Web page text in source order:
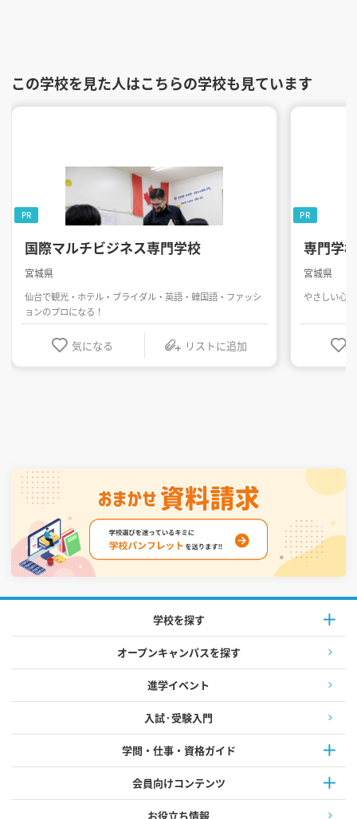
この学校を見た人はこちらの学校も見ています
国際マルチビジネス専門学校
宮城県
仙台で観光・ホテル・ブライダル・英語・韓国語・ファッシ
ョンのプロになる！
気になる リストに追加
PR
専門学
宮城県
やさしい心
PR
学校を探す
オープンキャンパスを探す
進学イベント
入試·受験入門
学問・仕事・資格ガイド
会員向けコンテンツ
お役立ち情報